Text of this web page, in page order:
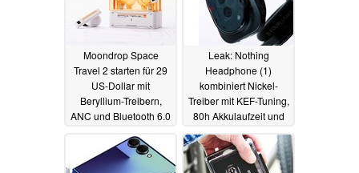
Moondrop Space
Travel 2 starten für 29
US-Dollar mit
Beryllium-Treibern,
ANC und Bluetooth 6.0
Leak: Nothing
Headphone (1)
kombiniert Nickel-
Treiber mit KEF-Tuning,
80h Akkulaufzeit und
30.06.2025